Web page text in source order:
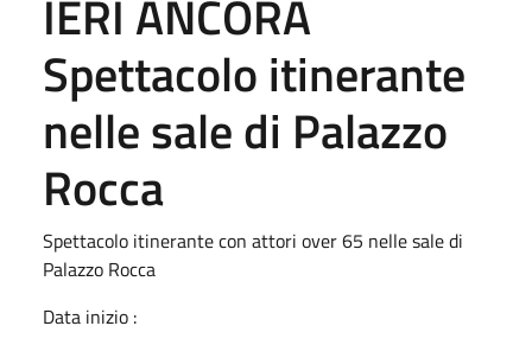
IERI ANCORA
Spettacolo itinerante
nelle sale di Palazzo
Rocca
Spettacolo itinerante con attori over 65 nelle sale di
Palazzo Rocca
Data inizio :